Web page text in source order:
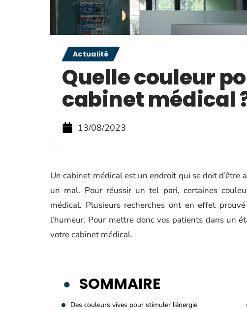
Actualité
Quelle couleur
cabinet médical
13/08/2023
Un cabinet médical est un endroit qui se doit
un mal. Pour réussir un tel pari, certaines
médical. Plusieurs recherches ont en effet
l’humeur. Pour mettre donc vos patients dans un
votre cabinet médical.
SOMMAIRE
Des couleurs vives pour stimuler l’énergie